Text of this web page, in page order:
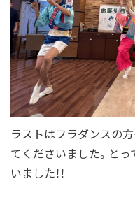
ラストはフラダンスの
てくださいました。と
いました！！